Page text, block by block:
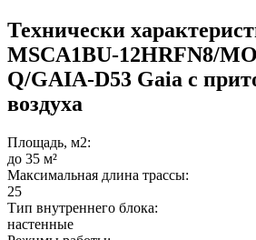
Технически
MSCA1BU-12HRFN8/
Q/GAIA-D53 Gaia с
воздуха
Площадь, м2:
до 35 м²
Максимальная длина трассы:
25
Тип внутреннего блока:
настенные